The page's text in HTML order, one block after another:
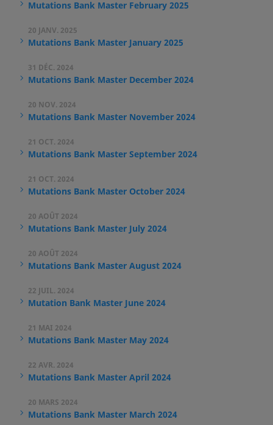
Mutations Bank Master February 2025
20 JANV. 2025
Mutations Bank Master January 2025
31 DÉC. 2024
Mutations Bank Master December 2024
20 NOV. 2024
Mutations Bank Master November 2024
21 OCT. 2024
Mutations Bank Master September 2024
21 OCT. 2024
Mutations Bank Master October 2024
20 AOÛT 2024
Mutations Bank Master July 2024
20 AOÛT 2024
Mutations Bank Master August 2024
22 JUIL. 2024
Mutation Bank Master June 2024
21 MAI 2024
Mutations Bank Master May 2024
22 AVR. 2024
Mutations Bank Master April 2024
20 MARS 2024
Mutations Bank Master March 2024